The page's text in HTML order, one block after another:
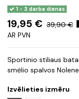
1 - 3 darba dienas
19,95 € 39,90 €
AR PVN
Sportinio stiliaus
smėlio spalvos Nolene
Izvēlieties izmēru